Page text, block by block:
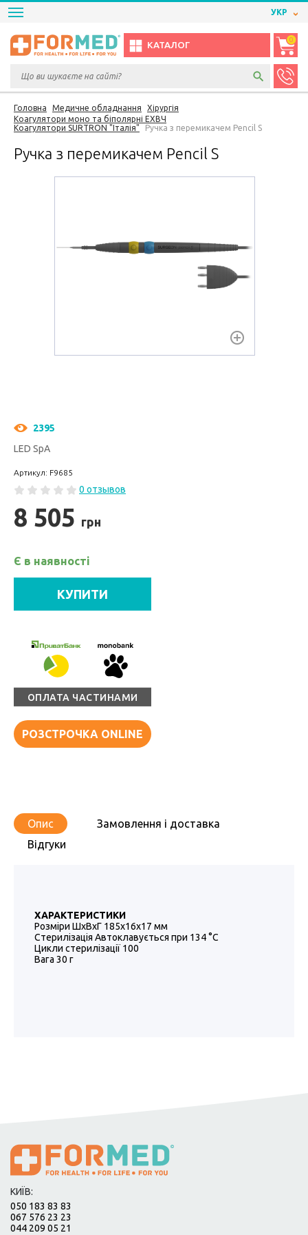
УКР
КАТАЛОГ
0
Головна Медичне обладнання
Хірургія
Коагулятори моно та біполярні ЕХВЧ
Коагулятори SURTRON "Італія"
Ручка з перемикачем Pencil S
Ручка з перемикачем Pencil S
2395
LED SpA
Артикул: F9685
0 отзывов
8 505 грн
Є в наявності
КУПИТИ
ОПЛАТА ЧАСТИНАМИ
РОЗСТРОЧКА ONLINE
Опис
Замовлення і доставка
Відгуки
ХАРАКТЕРИСТИКИ
Розміри ШхВхГ 185x16x17 мм
Стерилізація Автоклавується при 134 °C
Цикли стерилізації 100
Вага 30 г
КИЇВ:
050 183 83 83
067 576 23 23
044 209 05 21